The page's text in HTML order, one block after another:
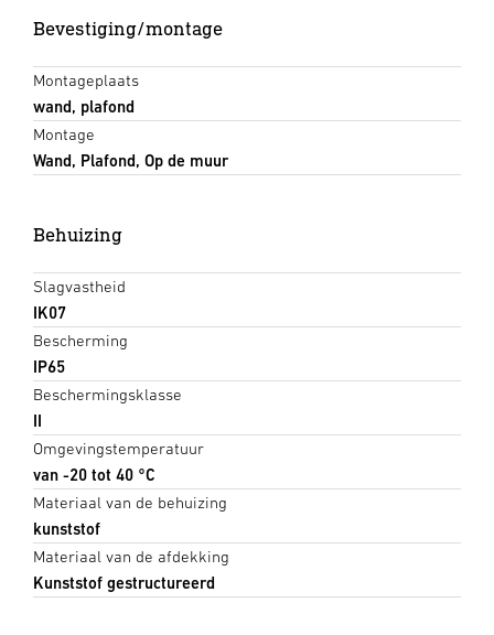
Bevestiging/montage
Montageplaats
wand, plafond
Montage
Wand, Plafond, Op de muur
Behuizing
Slagvastheid
IK07
Bescherming
IP65
Beschermingsklasse
II
Omgevingstemperatuur
van -20 tot 40 °C
Materiaal van de behuizing
kunststof
Materiaal van de afdekking
Kunststof gestructureerd